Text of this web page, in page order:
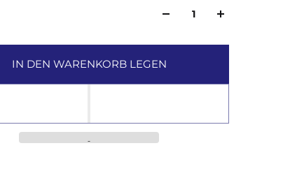
IN DEN WARENKORB LEGEN